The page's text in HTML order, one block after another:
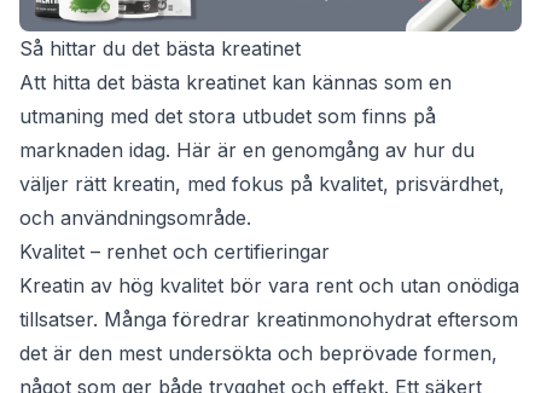
Så hittar du det bästa kreatinet
Att hitta det bästa kreatinet kan kännas som en
utmaning med det stora utbudet som finns på
marknaden idag. Här är en genomgång av hur du
väljer rätt kreatin, med fokus på kvalitet, prisvärdhet,
och användningsområde.
Kvalitet – renhet och certifieringar
Kreatin av hög kvalitet bör vara rent och utan onödiga
tillsatser. Många föredrar kreatinmonohydrat eftersom
det är den mest undersökta och beprövade formen,
något som ger både trygghet och effekt. Ett säkert